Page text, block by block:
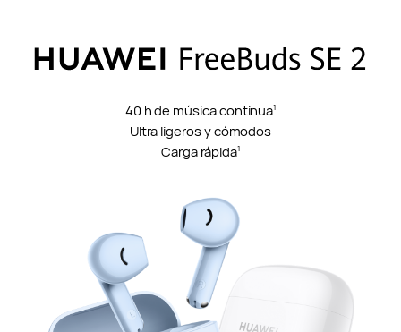
40 h de música continua1
Ultra ligeros y cómodos
Carga rápida1